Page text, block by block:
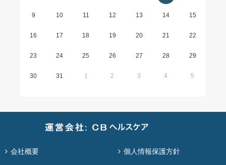
9 10 11 12 13 14 15
16 17 18 19 20 21 22
23 24 25 26 27 28 29
30 31 1 2 3 4 5
会社概要 個人情報保護方針